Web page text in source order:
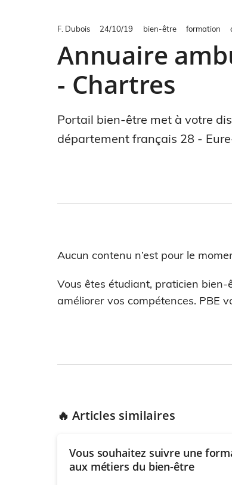
F. Dubois 24/10/19 bien-être formation
Annuaire
- Chartres
Portail bien-être met à votre
département français 28 -
Aucun contenu n’est pour le
Vous êtes étudiant, praticien
améliorer vos compétences. PBE
🔥 Articles similaires
Vous souhaitez suivre une
aux métiers du bien-être